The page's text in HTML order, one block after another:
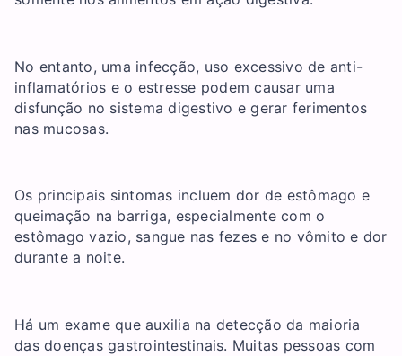
No entanto, uma infecção, uso excessivo de anti-
inflamatórios e o estresse podem causar uma
disfunção no sistema digestivo e gerar ferimentos
nas mucosas.
Os principais sintomas incluem dor de estômago e
queimação na barriga, especialmente com o
estômago vazio, sangue nas fezes e no vômito e dor
durante a noite.
Há um exame que auxilia na detecção da maioria
das doenças gastrointestinais. Muitas pessoas com